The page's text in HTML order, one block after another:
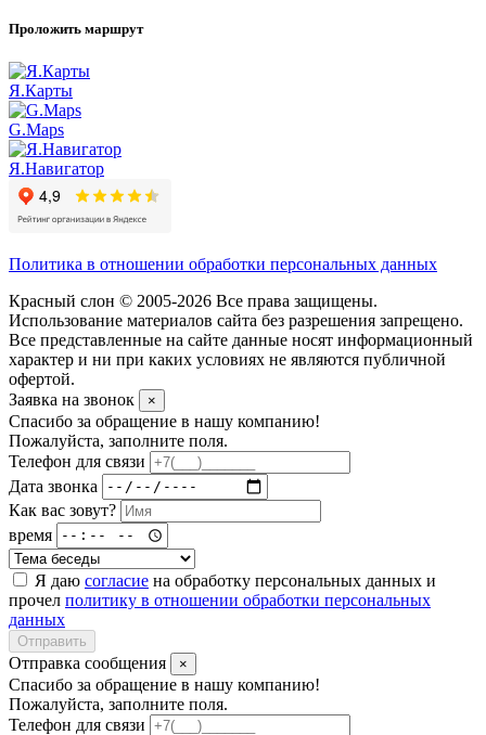
Проложить маршрут
Я.Карты
G.Maps
Я.Навигатор
Политика в отношении обработки персональных данных
Красный слон © 2005-2026 Все права защищены.
Использование материалов сайта без разрешения запрещено.
Все представленные на сайте данные носят информационный
характер и ни при каких условиях не являются публичной
офертой.
Заявка на звонок
×
Спасибо за обращение в нашу компанию!
Пожалуйста, заполните поля.
Телефон для связи
Дата звонка
Как вас зовут?
время
Я даю согласие на обработку персональных данных и
прочел политику в отношении обработки персональных
данных
Отправить
Отправка сообщения ×
Спасибо за обращение в нашу компанию!
Пожалуйста, заполните поля.
Телефон для связи